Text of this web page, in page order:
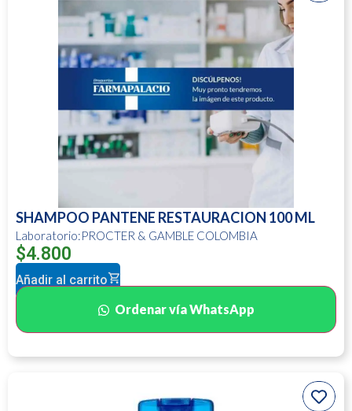
SHAMPOO PANTENE RESTAURACION 100 ML
Laboratorio:PROCTER & GAMBLE COLOMBIA
$4.800
Añadir al carrito
Ordenar vía WhatsApp